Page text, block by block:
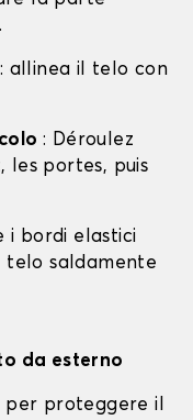
: allinea il telo con
: Déroulez
les portes, puis
i bordi elastici
saldamente
da esterno
per proteggere il